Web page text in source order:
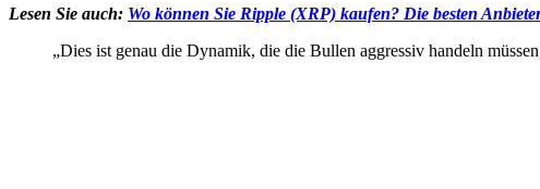
Lesen Sie auch: Wo können Sie Ripple (XRP) kaufen? Die besten
„Dies ist genau die Dynamik, die die Bullen aggressiv handeln